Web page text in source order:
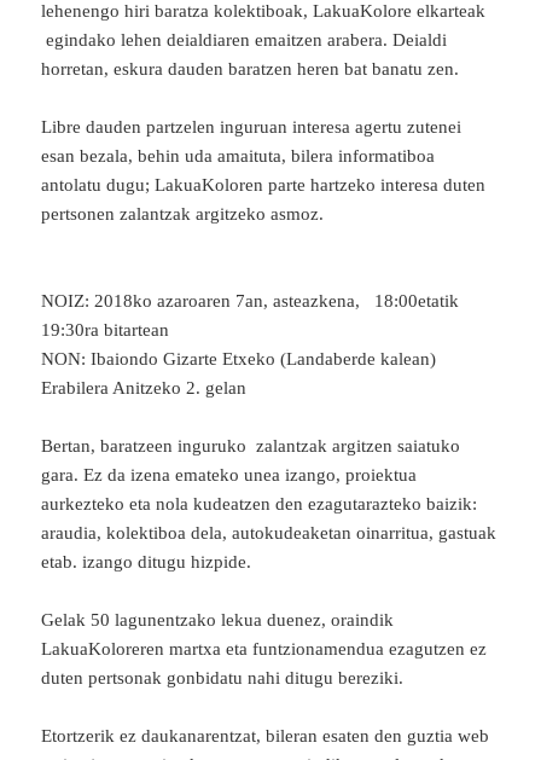
lehenengo hiri baratza kolektiboak, LakuaKolore elkarteak
egindako lehen deialdiaren emaitzen arabera. Deialdi
horretan, eskura dauden baratzen heren bat banatu zen.
Libre dauden partzelen inguruan interesa agertu zutenei
esan bezala, behin uda amaituta, bilera informatiboa
antolatu dugu; LakuaKoloren parte hartzeko interesa duten
pertsonen zalantzak argitzeko asmoz.
NOIZ: 2018ko azaroaren 7an, asteazkena, 18:00etatik
19:30ra bitartean
NON: Ibaiondo Gizarte Etxeko (Landaberde kalean)
Erabilera Anitzeko 2. gelan
Bertan, baratzeen inguruko zalantzak argitzen saiatuko
gara. Ez da izena emateko unea izango, proiektua
aurkezteko eta nola kudeatzen den ezagutarazteko baizik:
araudia, kolektiboa dela, autokudeaketan oinarritua, gastuak
etab. izango ditugu hizpide.
Gelak 50 lagunentzako lekua duenez, oraindik
LakuaKoloreren martxa eta funtzionamendua ezagutzen ez
duten pertsonak gonbidatu nahi ditugu bereziki.
Etortzerik ez daukanarentzat, bileran esaten den guztia web